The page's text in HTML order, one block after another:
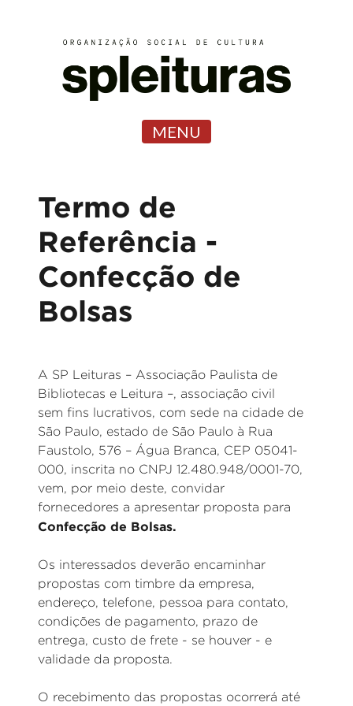
MENU
Termo de
Referência -
Confecção de
Bolsas
A SP Leituras – Associação Paulista de
Bibliotecas e Leitura –, associação civil
sem fins lucrativos, com sede na cidade de
São Paulo, estado de São Paulo à Rua
Faustolo, 576 – Água Branca, CEP 05041-
000, inscrita no CNPJ 12.480.948/0001-70,
vem, por meio deste, convidar
fornecedores a apresentar proposta para
Confecção de Bolsas.
Os interessados deverão encaminhar
propostas com timbre da empresa,
endereço, telefone, pessoa para contato,
condições de pagamento, prazo de
entrega, custo de frete - se houver - e
validade da proposta.
O recebimento das propostas ocorrerá até